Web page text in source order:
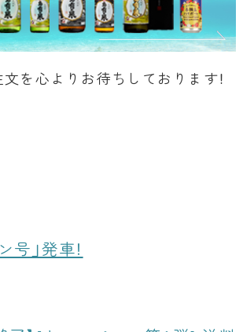
を心よりお待ちしております！
号」発車！